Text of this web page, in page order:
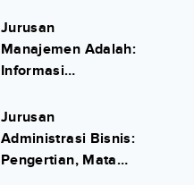
Jurusan
Manajemen Adalah:
Informasi
Jurusan
Administrasi Bisnis:
Pengertian, Mata